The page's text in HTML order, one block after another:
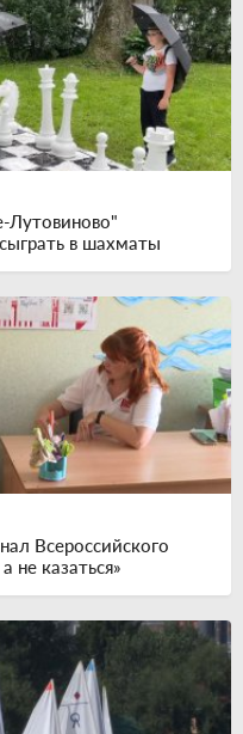
Лутовиново"
в шахматы
Всероссийского
не казаться»